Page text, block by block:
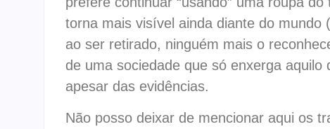
torna mais visível ainda diante do
ao ser retirado, ninguém mais o
de uma sociedade que só enxerga
apesar das evidências.
Não posso deixar de mencionar aqui os